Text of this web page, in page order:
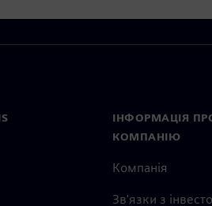
ІНФОРМАЦІЯ
КОМПАНІЮ
Компанія
Зв'язки з